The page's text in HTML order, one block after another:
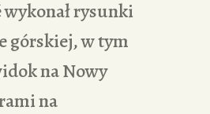
rysunki
górskiej, w tym
na Nowy
na